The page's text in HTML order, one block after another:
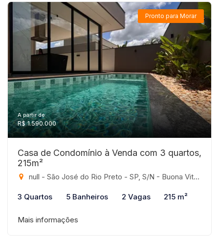
Pronto para Morar
A partir de:
R$ 1.590.000
Casa de Condomínio à Venda com 3 quartos,
215m²
null - São José do Rio Preto - SP, S/N - Buona Vita, São José do Rio Preto-SP
3 Quartos 5 Banheiros 2 Vagas 215 m²
Mais informações